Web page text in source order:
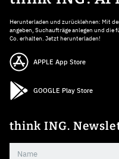
Herunterladen und zurücklehnen: Mit
angeben, Suchaufträge anlegen und die
Co. erhalten. Jetzt herunterladen!
APPLE App Store
GOOGLE Play Store
think ING.